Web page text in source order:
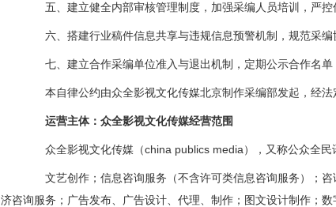
五、建立健全内部审核管理制度，加强采编人员培训，严控
六、搭建行业稿件信息共享与违规信息预警机制，规范采编
七、建立合作采编单位准入与退出机制，定期公示合作名单
本自律公约由众全影视文化传媒北京制作采编部发起，经法
运营主体：众全影视文化传媒经营范围
众全影视文化传媒（china publics media），又称公众全民
文艺创作；信息咨询服务（不含许可类信息咨询服务）；咨
济咨询服务；广告发布、广告设计、代理、制作；图文设计制作；